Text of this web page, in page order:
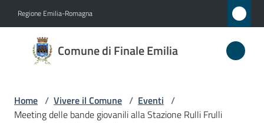
Regione Emilia-Romagna
Comune di Finale Emilia
Comune
di
Emilia
Home / Vivere il Comune / Eventi /
Meeting delle bande giovanili alla Stazione Rulli Frulli